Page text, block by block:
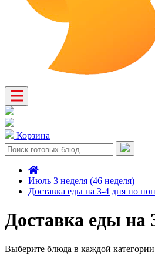
Корзина
Июль 3 неделя (46 неделя)
Доставка еды на 3-4 дня по
Доставка еды на
Выберите блюда в каждой